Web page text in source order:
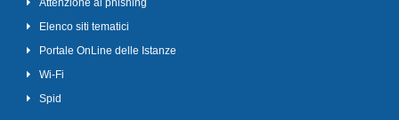
Attenzione al phishing
Elenco siti tematici
Portale OnLine delle Istanze
Wi-Fi
Spid